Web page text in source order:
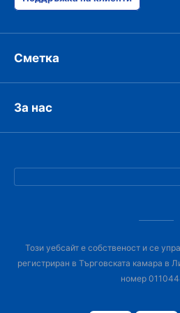
Сметка
За нас
Този уебсайт е собственост и се
регистриран в Търговската камара в
номер